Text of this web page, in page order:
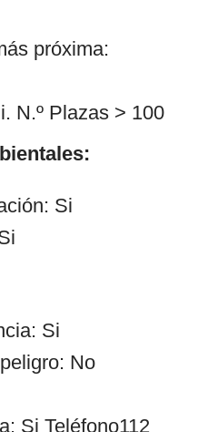
próxima:
N.º Plazas > 100
Si
Si
No
Si Teléfono112